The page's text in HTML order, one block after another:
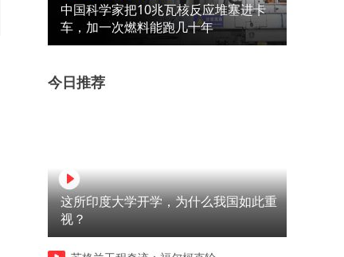
01:51
一句话部署本地语音智能体 一
从飞船到汽车：这个60年前
中国科学家把10兆瓦核反应堆塞进卡
车，加一次燃料能跑几十年
今日推荐
这所印度大学开学，为什么我国如此重
视？